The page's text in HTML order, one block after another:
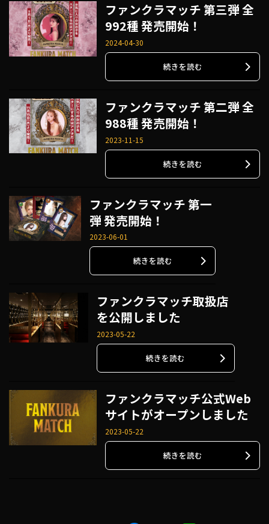
ファンクラマッチ 第三弾 全
992種 発売開始！
2024-04-30
続きを読む
ファンクラマッチ 第二弾 全
988種 発売開始！
2023-11-15
続きを読む
ファンクラマッチ 第一
弾 発売開始！
2023-06-01
続きを読む
ファンクラマッチ取扱店
を公開しました
2023-05-22
続きを読む
ファンクラマッチ公式Web
サイトがオープンしました
2023-05-22
続きを読む